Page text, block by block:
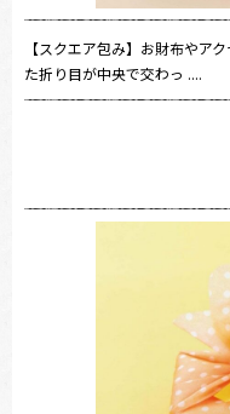
【スクエア包み】お財布やア
た折り目が中央で交わっ ....